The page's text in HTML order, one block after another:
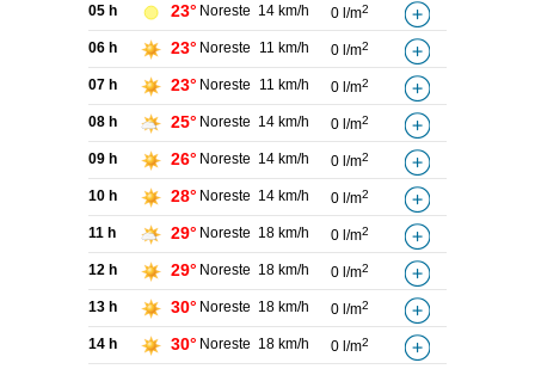
05 h 23° Noreste 14 km/h 0 l/m2
06 h 23° Noreste 11 km/h 0 l/m2
07 h 23° Noreste 11 km/h 0 l/m2
08 h 25° Noreste 14 km/h 0 l/m2
09 h 26° Noreste 14 km/h 0 l/m2
10 h 28° Noreste 14 km/h 0 l/m2
11 h 29° Noreste 18 km/h 0 l/m2
12 h 29° Noreste 18 km/h 0 l/m2
13 h 30° Noreste 18 km/h 0 l/m2
14 h 30° Noreste 18 km/h 0 l/m2